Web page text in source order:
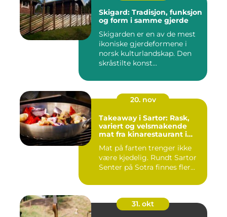
Skigard: Tradisjon, funksjon
og form i samme gjerde
Skigarden er en av de mest
ikoniske gjerdeformene i
norsk kulturlandskap. Den
skråstilte konst...
20. nov
Takeaway i Sartor: Rask,
variert og velsmakende
mat fra kinarestaurant i
Mat på farten trenger ikke
være kjedelig. Rundt Sartor
Senter på Sotra finnes fler...
31. okt